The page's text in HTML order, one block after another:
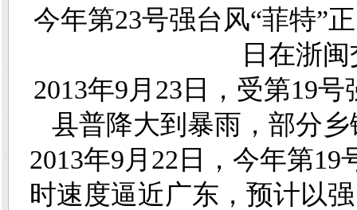
今年第23号强台风“菲特”
日在浙
2013年9月23日，受第19
县普降大到暴雨，部分
2013年9月22日，今年第
时速度逼近广东，预计以